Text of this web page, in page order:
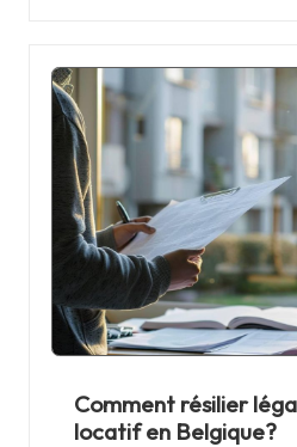
Comment résilier
locatif en Belgique?